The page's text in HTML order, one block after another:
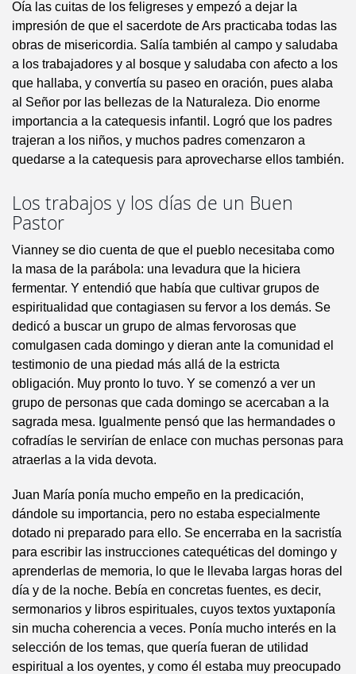
Oía las cuitas de los feligreses y empezó a dejar la
impresión de que el sacerdote de Ars practicaba todas las
obras de misericordia. Salía también al campo y saludaba
a los trabajadores y al bosque y saludaba con afecto a los
que hallaba, y convertía su paseo en oración, pues alaba
al Señor por las bellezas de la Naturaleza. Dio enorme
importancia a la catequesis infantil. Logró que los padres
trajeran a los niños, y muchos padres comenzaron a
quedarse a la catequesis para aprovecharse ellos también.
Los trabajos y los días de un Buen
Pastor
Vianney se dio cuenta de que el pueblo necesitaba como
la masa de la parábola: una levadura que la hiciera
fermentar. Y entendió que había que cultivar grupos de
espiritualidad que contagiasen su fervor a los demás. Se
dedicó a buscar un grupo de almas fervorosas que
comulgasen cada domingo y dieran ante la comunidad el
testimonio de una piedad más allá de la estricta
obligación. Muy pronto lo tuvo. Y se comenzó a ver un
grupo de personas que cada domingo se acercaban a la
sagrada mesa. Igualmente pensó que las hermandades o
cofradías le servirían de enlace con muchas personas para
atraerlas a la vida devota.
Juan María ponía mucho empeño en la predicación,
dándole su importancia, pero no estaba especialmente
dotado ni preparado para ello. Se encerraba en la sacristía
para escribir las instrucciones catequéticas del domingo y
aprenderlas de memoria, lo que le llevaba largas horas del
día y de la noche. Bebía en concretas fuentes, es decir,
sermonarios y libros espirituales, cuyos textos yuxtaponía
sin mucha coherencia a veces. Ponía mucho interés en la
selección de los temas, que quería fueran de utilidad
espiritual a los oyentes, y como él estaba muy preocupado